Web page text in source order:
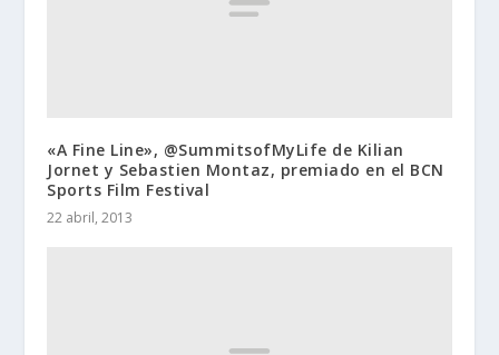
«A Fine Line», @SummitsofMyLife de Kilian
Jornet y Sebastien Montaz, premiado en el BCN
Sports Film Festival
22 abril, 2013